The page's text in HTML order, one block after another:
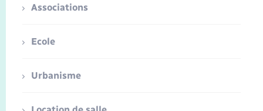
Associations
Ecole
Urbanisme